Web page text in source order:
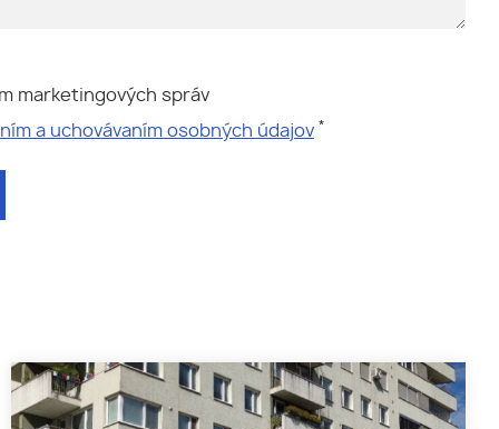
marketingových správ
a uchovávaním osobných údajov *